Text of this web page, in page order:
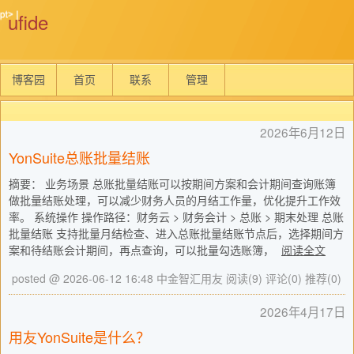
ufide
博客园 首页 联系 管理
2026年6月12日
YonSuite总账批量结账
摘要： 业务场景 总账批量结账可以按期间方案和会计期间查询账簿
做批量结账处理，可以减少财务人员的月结工作量，优化提升工作效
率。 系统操作 操作路径：财务云 > 财务会计 > 总账 > 期末处理 总账
批量结账 支持批量月结检查、进入总账批量结账节点后，选择期间方
案和待结账会计期间，再点查询，可以批量勾选账簿，
阅读全文
posted @ 2026-06-12 16:48 中金智汇用友 阅读(9) 评论(0) 推荐(0)
2026年4月17日
用友YonSuite是什么？